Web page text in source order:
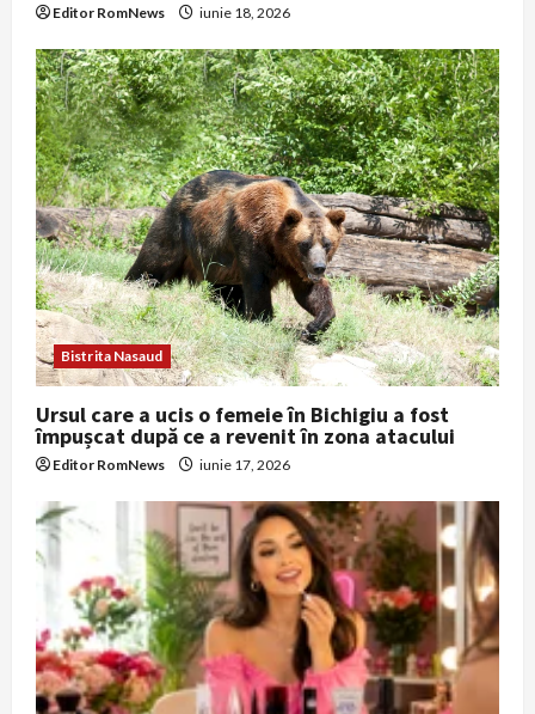
Editor RomNews iunie 18, 2026
Bistrita Nasaud
Ursul care a ucis o femeie în Bichigiu a fost
împușcat după ce a revenit în zona atacului
Editor RomNews iunie 17, 2026